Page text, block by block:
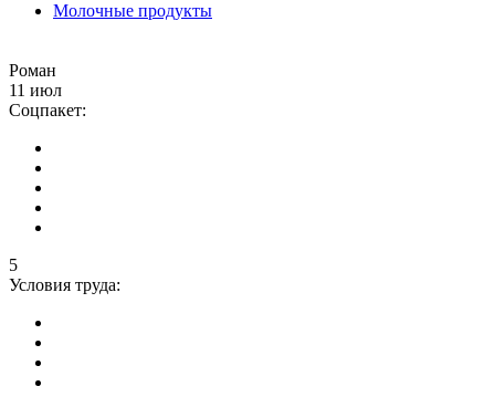
Молочные продукты
Роман
11 июл
Соцпакет:
5
Условия труда: